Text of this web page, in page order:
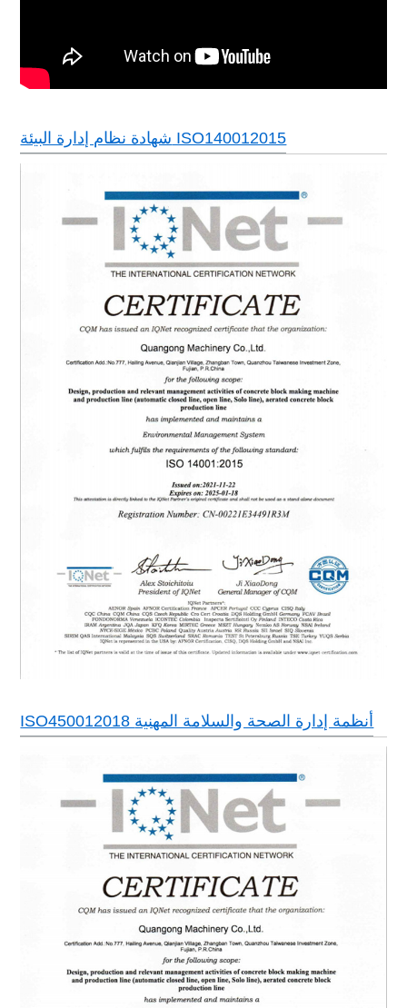
شهادة نظام إدارة البيئة ISO140012015
ISO450012018 أنظمة إدارة الصحة والسلامة المهنية